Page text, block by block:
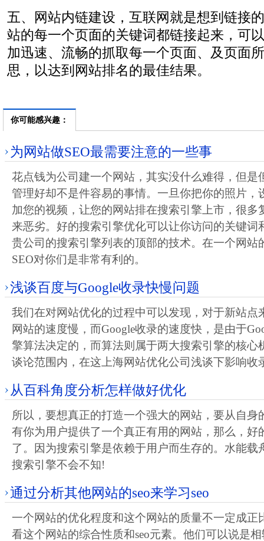
五、网站内链建设，互联网就是想到链接
站的每一个页面的关键词都链接起来，可
加迅速、流畅的抓取每一个页面、及页面
思，以达到网站排名的最佳结果。
你可能感兴趣：
为网站做SEO最需要注意的一些事
花点钱为公司建一个网站，其实没什么难得，但是
管理好却不是件容易的事情。一旦你把你的照片，
加您的视频，让您的网站排在搜索引擎上市，很多
来恶劣。好的搜索引擎优化可以让你访问的关键词
贵公司的搜索引擎列表的顶部的技术。在一个网站
SEO对你们是非常有利的。
浅谈百度与Google收录快慢问题
我们在对网站优化的过程中可以发现，对于新站点
网站的速度慢，而Google收录的速度快，是由于
擎算法决定的，而算法则属于两大搜索引擎的核心
谈论范围内，在这上海网站优化公司浅谈下影响收
从百科角度分析怎样做好优化
所以，要想真正的打造一个强大的网站，要从自身
有你为用户提供了一个真正有用的网站，那么，好
了。因为搜索引擎是依赖于用户而生存的。水能载
搜索引擎不会不知!
通过分析其他网站的seo来学习seo
一个网站的优化程度和这个网站的质量不一定成正
看这个网站的综合性质和seo元素。他们可以说是